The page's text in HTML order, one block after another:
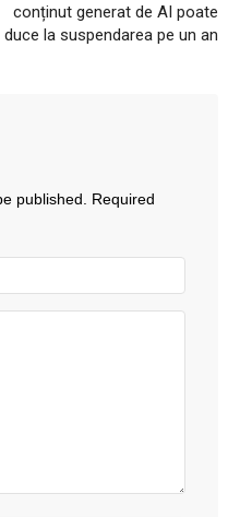
conținut generat de AI poate
duce la suspendarea pe un an
published.
Required